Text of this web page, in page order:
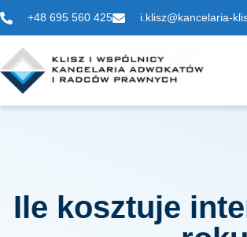
+48 695 560 425 i.klisz@kancelaria-
Ile kosztuje